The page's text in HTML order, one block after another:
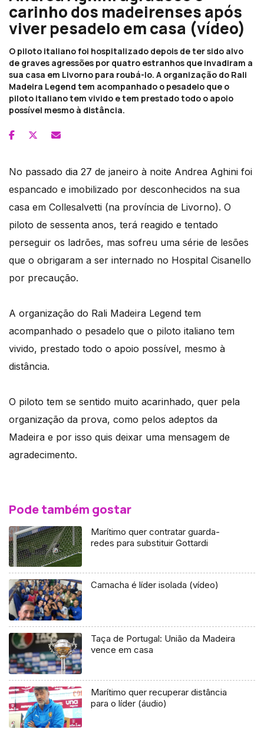
carinho dos madeirenses após
viver pesadelo em casa (vídeo)
O piloto italiano foi hospitalizado depois de ter sido alvo
de graves agressões por quatro estranhos que invadiram a
sua casa em Livorno para roubá-lo. A organização do Rali
Madeira Legend tem acompanhado o pesadelo que o
piloto italiano tem vivido e tem prestado todo o apoio
possível mesmo à distância.
No passado dia 27 de janeiro à noite Andrea Aghini foi
espancado e imobilizado por desconhecidos na sua
casa em Collesalvetti (na província de Livorno). O
piloto de sessenta anos, terá reagido e tentado
perseguir os ladrões, mas sofreu uma série de lesões
que o obrigaram a ser internado no Hospital Cisanello
por precaução.
A organização do Rali Madeira Legend tem
acompanhado o pesadelo que o piloto italiano tem
vivido, prestado todo o apoio possível, mesmo à
distância.
O piloto tem se sentido muito acarinhado, quer pela
organização da prova, como pelos adeptos da
Madeira e por isso quis deixar uma mensagem de
agradecimento.
Pode também gostar
Marítimo quer contratar guarda-
redes para substituir Gottardi
Camacha é líder isolada (vídeo)
Taça de Portugal: União da Madeira
vence em casa
Marítimo quer recuperar distância
para o líder (áudio)